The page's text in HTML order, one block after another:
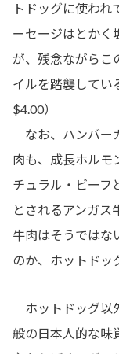
トドッグに使われ
ーセージはとかく
が、残念ながらこ
イルを踏襲してい
$4.00）
なお、ハンバー
肉も、成長ホルモ
チュラル・ビーフ
とされるアンガス
牛肉はそうではな
のか、ホットドッ
ホットドッグ以
般の日本人的な味